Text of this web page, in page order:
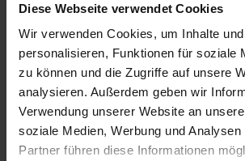
Diese Webseite verwendet Cookies
Wir verwenden Cookies, um Inhalte
personalisieren, Funktionen für soziale
zu können und die Zugriffe auf unsere
analysieren. Außerdem geben wir
Verwendung unserer Website an
soziale Medien, Werbung und
Partner führen diese Informationen
benötigt keine Bohrungen oder
Verschraubungen in der Wand.
Schauen Sie einfach vorbei, die
jetzt erhältlich!
Kategorien
News
Ökologische Ausgleichsfläche